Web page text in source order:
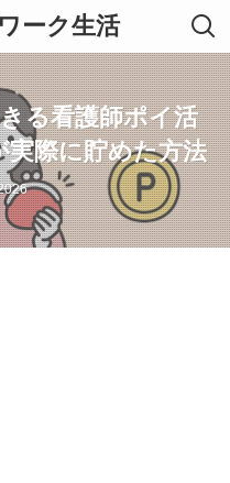
ーク生活
る看護師ポイ活
実際に貯めた方法